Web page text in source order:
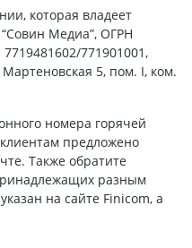
которая владеет
Медиа”, ОГРН
771901001,
5, пом. I, ком.
номера горячей
предложено
Также обратите
разным
на сайте Finicom, а